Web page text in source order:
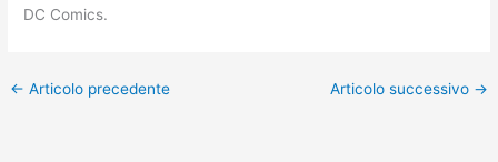
DC Comics.
← Articolo precedente Articolo successivo →